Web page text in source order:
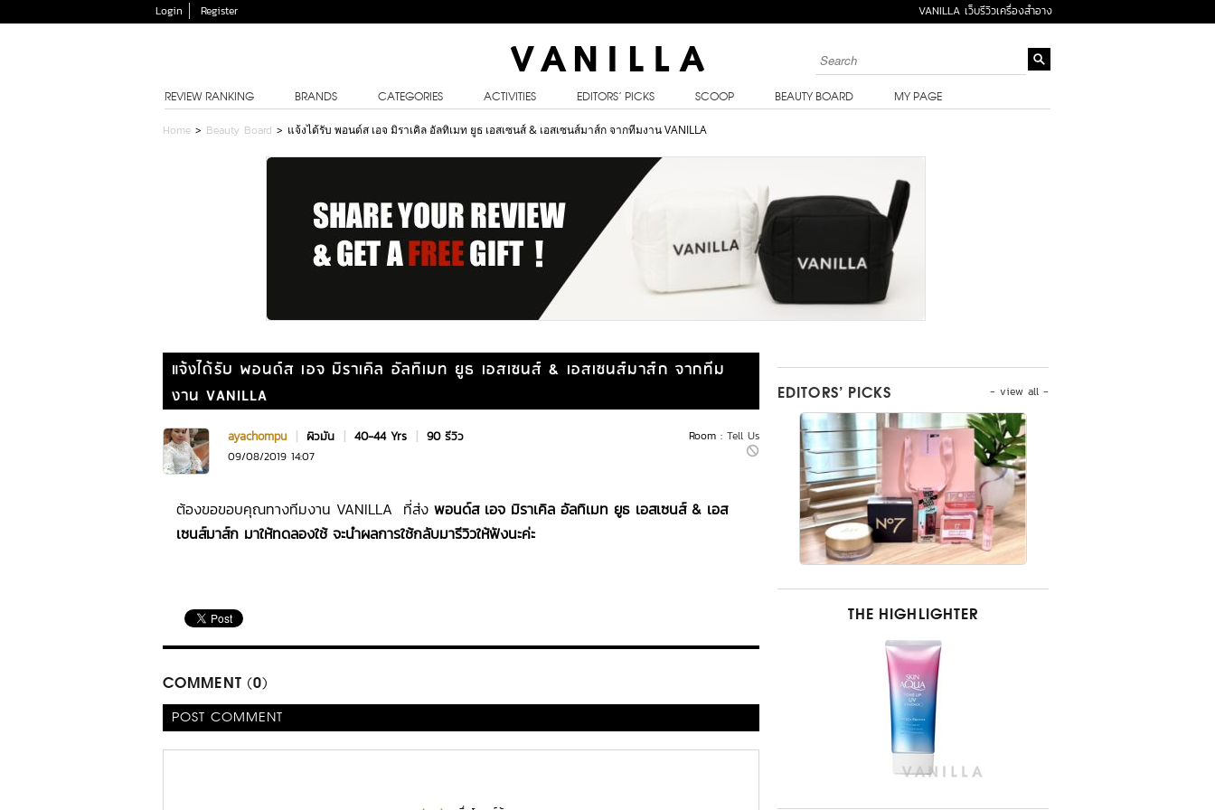
Login Register VANILLA เว็บรีวิวเครื่องสำอาง
REVIEW RANKING BRANDS CATEGORIES ACTIVITIES EDITORS’ PICKS SCOOP BEAUTY BOARD MY PAGE
Home > Beauty Board > แจ้งได้รับ พอนด์ส เอจ มิราเคิล อัลทิเมท ยูธ เอสเซนส์ & เอสเซนส์มาส์ก จากทีมงาน VANILLA
แจ้งได้รับ พอนด์ส เอจ มิราเคิล อัลทิเมท ยูธ เอสเซนส์ & เอสเซนส์มาส์ก จากทีม
งาน VANILLA
Room : Tell Us
ayachompu | ผิวมัน | 40-44 Yrs | 90 รีวิว
09/08/2019 14:07
ต้องขอขอบคุณทางทีมงาน VANILLA ที่ส่ง พอนด์ส เอจ มิราเคิล อัลทิเมท ยูธ เอสเซนส์ & เอส
เซนส์มาส์ก มาให้ทดลองใช้ จะนำผลการใช้กลับมารีวิวให้ฟังนะค่ะ
COMMENT (0)
POST COMMENT
- view all -
EDITORS’ PICKS
THE HIGHLIGHTER